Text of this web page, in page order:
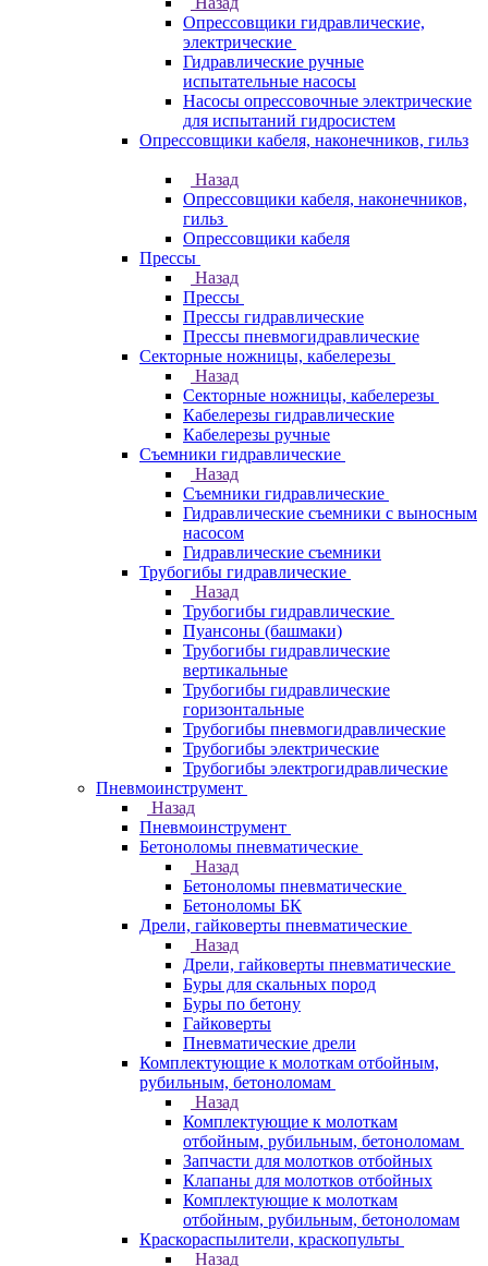
Опрессовщики гидравлические,
электрические
Гидравлические ручные
испытательные насосы
Насосы опрессовочные электрические
для испытаний гидросистем
Опрессовщики кабеля, наконечников, гильз
Назад
Опрессовщики кабеля, наконечников,
гильз
Опрессовщики кабеля
Прессы
Назад
Прессы
Прессы гидравлические
Прессы пневмогидравлические
Секторные ножницы, кабелерезы
Назад
Секторные ножницы, кабелерезы
Кабелерезы гидравлические
Кабелерезы ручные
Съемники гидравлические
Назад
Съемники гидравлические
Гидравлические cъемники с выносным
насосом
Гидравлические съемники
Трубогибы гидравлические
Назад
Трубогибы гидравлические
Пуансоны (башмаки)
Трубогибы гидравлические
вертикальные
Трубогибы гидравлические
горизонтальные
Трубогибы пневмогидравлические
Трубогибы электрические
Трубогибы электрогидравлические
Пневмоинструмент
Назад
Пневмоинструмент
Бетоноломы пневматические
Назад
Бетоноломы пневматические
Бетоноломы БК
Дрели, гайковерты пневматические
Назад
Дрели, гайковерты пневматические
Буры для скальных пород
Буры по бетону
Гайковерты
Пневматические дрели
Комплектующие к молоткам отбойным,
рубильным, бетоноломам
Назад
Комплектующие к молоткам
отбойным, рубильным, бетоноломам
Запчасти для молотков отбойных
Клапаны для молотков отбойных
Комплектующие к молоткам
отбойным, рубильным, бетоноломам
Краскораспылители, краскопульты
Назад